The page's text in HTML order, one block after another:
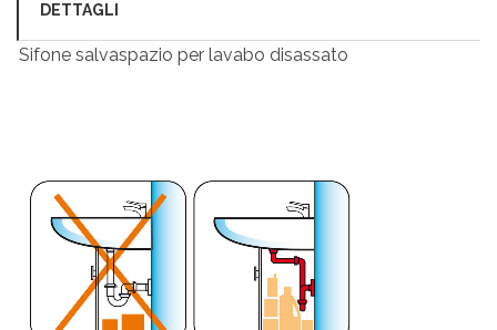
DETTAGLI
Sifone salvaspazio per lavabo disassato